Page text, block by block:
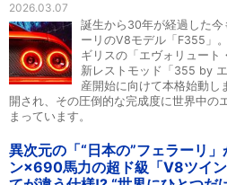
2026.03.07
誕生から30年が経過した
ーリのV8モデル「F355」
ギリスの「エヴォリュート
新レストモッド「355 by
産開始に向けて本格始動し
開され、その圧倒的な完成度に世界中の
まっています。
異次元の「“日本の”フェラーリ
ン×690馬力の超ド級「V8ツイ